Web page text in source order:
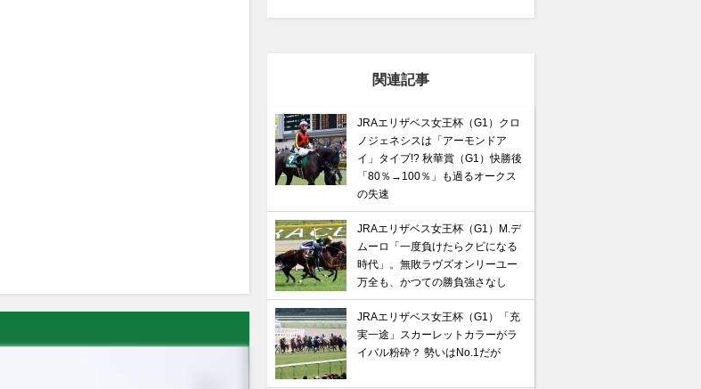
関連記事
JRAエリザベス女王杯（G1）クロ
ノジェネシスは「アーモンドア
イ」タイプ!? 秋華賞（G1）快勝後
「80％→100％」も過るオークス
の失速
JRAエリザベス女王杯（G1）M.デ
ムーロ「一度負けたらクビになる
時代」。無敗ラヴズオンリーユー
万全も、かつての勝負強さなし
JRAエリザベス女王杯（G1）「充
実一途」スカーレットカラーがラ
イバル粉砕？ 勢いはNo.1だが